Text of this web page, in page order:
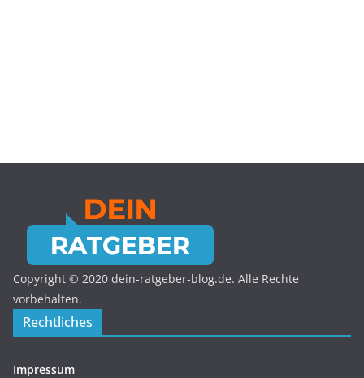
Copyright © 2020 dein-ratgeber-blog.de. Alle Rechte
vorbehalten.
Rechtliches
Impressum